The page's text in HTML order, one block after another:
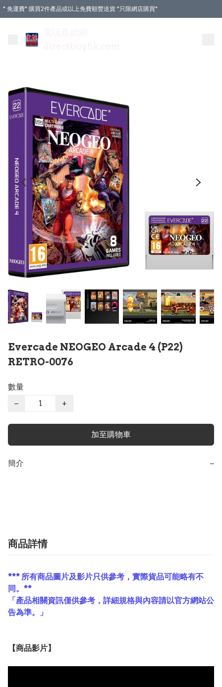
* 免運費* 購買2件產品或以上免費順豐送貨 *只限網店購買*
Evercade NEOGEO Arcade 4 (P22)
RETRO-0076
數量
−
+
加至購物車
簡介 −
商品詳情
*** 所有商品圖片及影片只供參考，實際貨品可能略有不
同。**
「產品相關資訊僅供參考，詳細規格與內容請以官方網站公
告為準。」
【商品影片】